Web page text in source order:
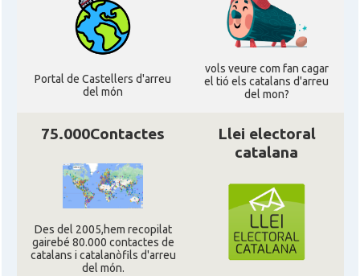
CAMON Catalans a Portsmouth
CAMON
Catalans a RUGBY
Catalans a SHEFFIELD
CAMON Catalans a SOUTHAMPTON
CAMON Catalans a STIRLING
Portal de Castellers d'arreu
del món
vols veure com fan cagar
el tió els catalans d'arreu
del mon?
75.000Contactes
Des del 2005,hem recopilat
gairebé 80.000 contactes de
catalans i catalanòfils d'arreu
del món.
Llei electoral
catalana